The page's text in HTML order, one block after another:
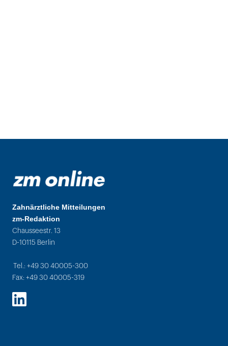
Zahnärztliche Mitteilungen
zm-Redaktion
Chausseestr. 13
D-10115 Berlin
Tel.: +49 30 40005-300
Fax: +49 30 40005-319
LinkedIn